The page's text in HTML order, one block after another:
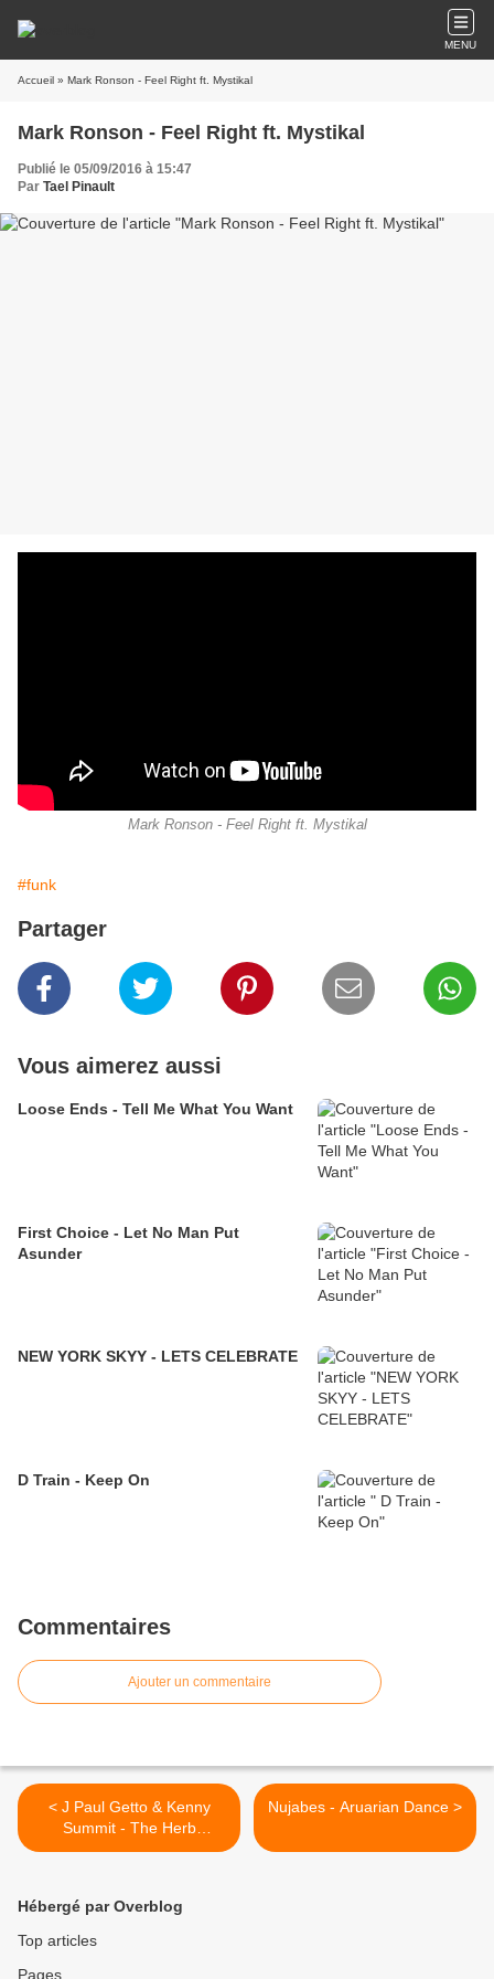
MENU
Accueil » Mark Ronson - Feel Right ft. Mystikal
Mark Ronson - Feel Right ft. Mystikal
Publié le 05/09/2016 à 15:47
Par Tael Pinault
Mark Ronson - Feel Right ft. Mystikal
#funk
Partager
Vous aimerez aussi
Loose Ends - Tell Me What You Want
First Choice - Let No Man Put
Asunder
NEW YORK SKYY - LETS CELEBRATE
D Train - Keep On
Commentaires
Ajouter un commentaire
< J Paul Getto & Kenny
Summit - The Herb
(Original Mix)
Nujabes - Aruarian Dance >
Hébergé par Overblog
Top articles
Pages